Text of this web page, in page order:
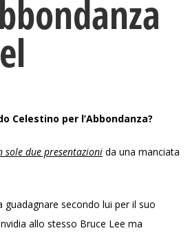
Celestino per l’Abbondanza?
sole due presentazioni da una manciata
secondo lui per il suo
allo stesso Bruce Lee ma